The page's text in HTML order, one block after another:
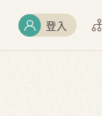
登入